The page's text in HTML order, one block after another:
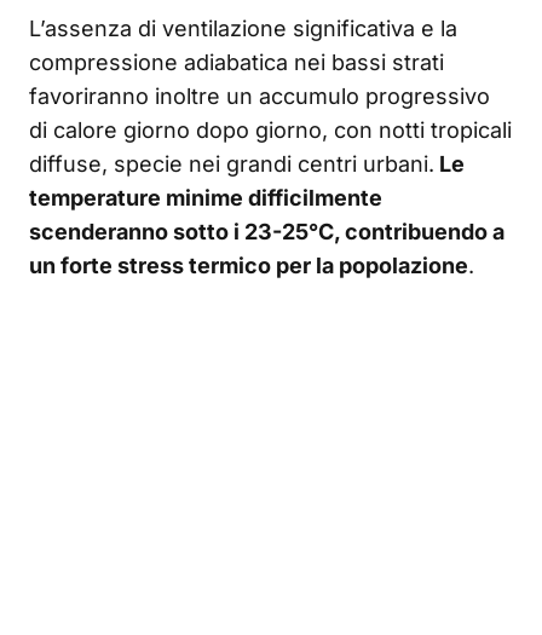
L’assenza di ventilazione significativa e la
compressione adiabatica nei bassi strati
favoriranno inoltre un accumulo progressivo
di calore giorno dopo giorno, con notti tropicali
diffuse, specie nei grandi centri urbani. Le
temperature minime difficilmente
scenderanno sotto i 23-25°C, contribuendo a
un forte stress termico per la popolazione.